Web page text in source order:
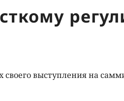
выступления на